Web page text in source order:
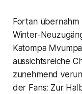
Fortan übernahm
Winter-
Katompa
aussichtsreiche
zunehmend
der Fans: Zur